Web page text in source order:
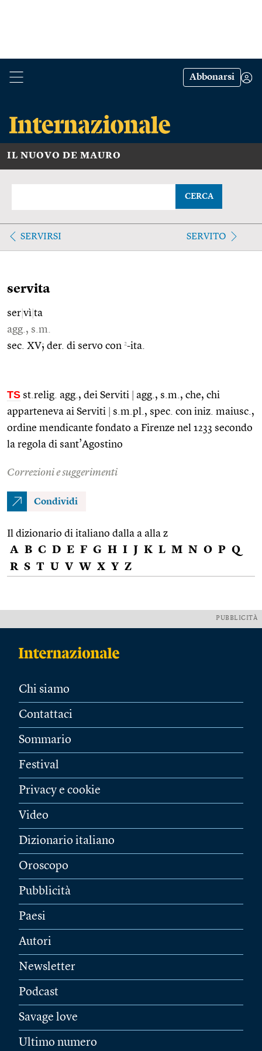
Abbonarsi
IL NUOVO DE MAURO
CERCA
SERVIRSI SERVITO
servita
ser vì ta
agg., s.m.
sec. XV; der. di servo con 2-ita.
TS st.relig. agg., dei Serviti
agg., s.m., che, chi
apparteneva ai Serviti
s.m.pl., spec. con iniz. maiusc.,
ordine mendicante fondato a Firenze nel 1233 secondo
la regola di sant’Agostino
Correzioni e suggerimenti
Condividi
Il dizionario di italiano dalla a alla z
A B C D E F G H I J K L M N O P Q
R S T U V W X Y Z
PUBBLICITÀ
Chi siamo
Contattaci
Sommario
Festival
Privacy e cookie
Video
Dizionario italiano
Oroscopo
Pubblicità
Paesi
Autori
Newsletter
Podcast
Savage love
Ultimo numero